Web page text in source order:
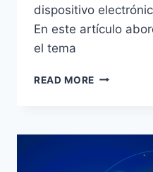
dispositivo
En este artículo
el tema
READ MORE